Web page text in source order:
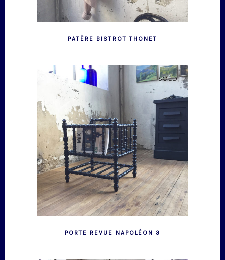
PATÈRE BISTROT THONET
SOLD
PORTE REVUE NAPOLÉON 3